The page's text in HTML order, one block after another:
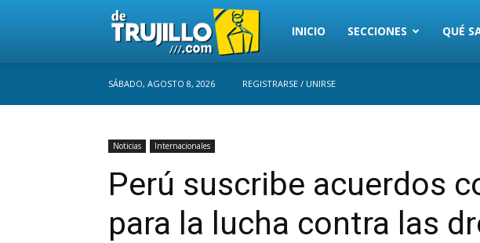
Trujillo
INICIO SECCIONES QUÉ
SÁBADO, AGOSTO 8, 2026 REGISTRARSE / UNIRSE
Noticias Internacionales
Perú suscribe acuerdos
para la lucha contra las